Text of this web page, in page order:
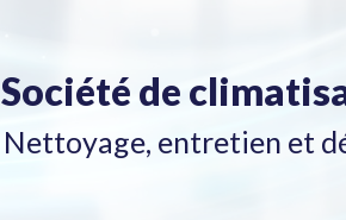
Société de
Nettoyage, entretien et